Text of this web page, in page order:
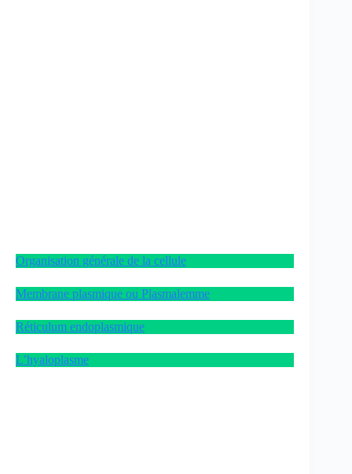
Organisation générale de la cellule
Membrane plasmique ou Plasmalemme
Réticulum endoplasmique
L’hyaloplasme